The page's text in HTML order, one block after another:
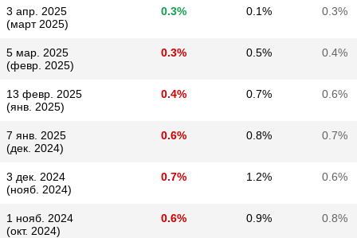
3 апр. 2025
(март 2025)
0.3% 0.1% 0.3%
5 мар. 2025
(февр. 2025)
0.3% 0.5% 0.4%
13 февр. 2025
(янв. 2025)
0.4% 0.7% 0.6%
7 янв. 2025
(дек. 2024)
0.6% 0.8% 0.7%
3 дек. 2024
(нояб. 2024)
0.7% 1.2% 0.6%
1 нояб. 2024
(окт. 2024)
0.6% 0.9% 0.8%